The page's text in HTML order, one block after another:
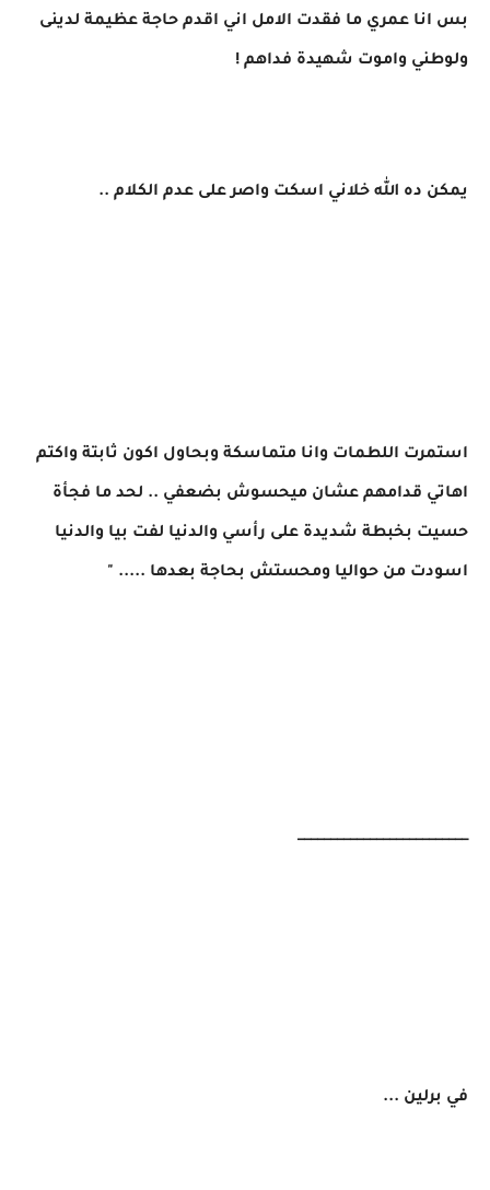
بس انا عمري ما فقدت الامل اني اقدم حاجة عظيمة لدينى
ولوطني واموت شهيدة فداهم !
يمكن ده الله خلاني اسكت واصر على عدم الكلام ..
استمرت اللطمات وانا متماسكة وبحاول اكون ثابتة واكتم
اهاتي قدامهم عشان ميحسوش بضعفي .. لحد ما فجأة
حسيت بخبطة شديدة على رأسي والدنيا لفت بيا والدنيا
اسودت من حواليا ومحستش بحاجة بعدها ..... "
__________________________
في برلين ...